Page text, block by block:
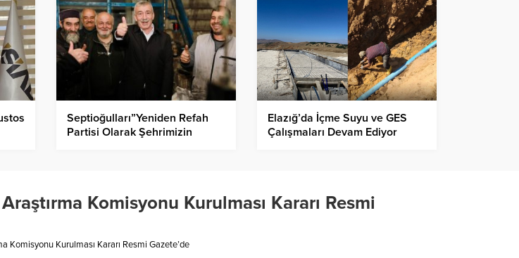
Septioğulları”Yeniden Refah
Partisi Olarak Şehrimizin
Elazığ’da İçme Suyu ve GES
Çalışmaları Devam Ediyor
Komisyonu Kurulması Kararı Resmi
Komisyonu Kurulması Kararı Resmi Gazete’de